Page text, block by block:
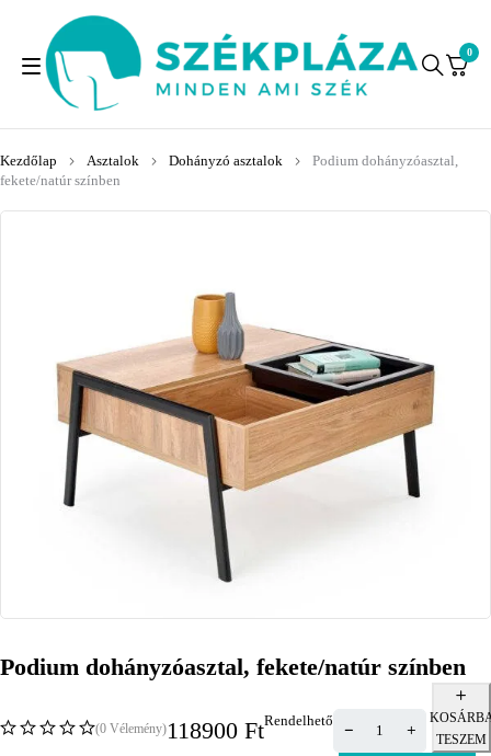
0
Kezdőlap Asztalok Dohányzó asztalok
Podium dohányzóasztal,
fekete/natúr színben
Podium dohányzóasztal, fekete/natúr színben
(0 Vélemény)118900 FtRendelhető
TESZEM